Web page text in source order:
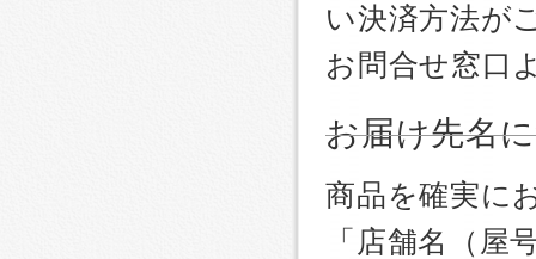
い決済方法が
お問合せ窓口
お届け先名
商品を確実に
「店舗名（屋